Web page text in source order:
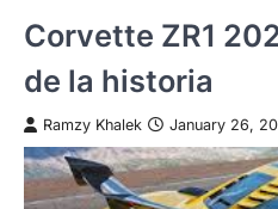
Corvette ZR1
de la historia
Ramzy Khalek January 26,